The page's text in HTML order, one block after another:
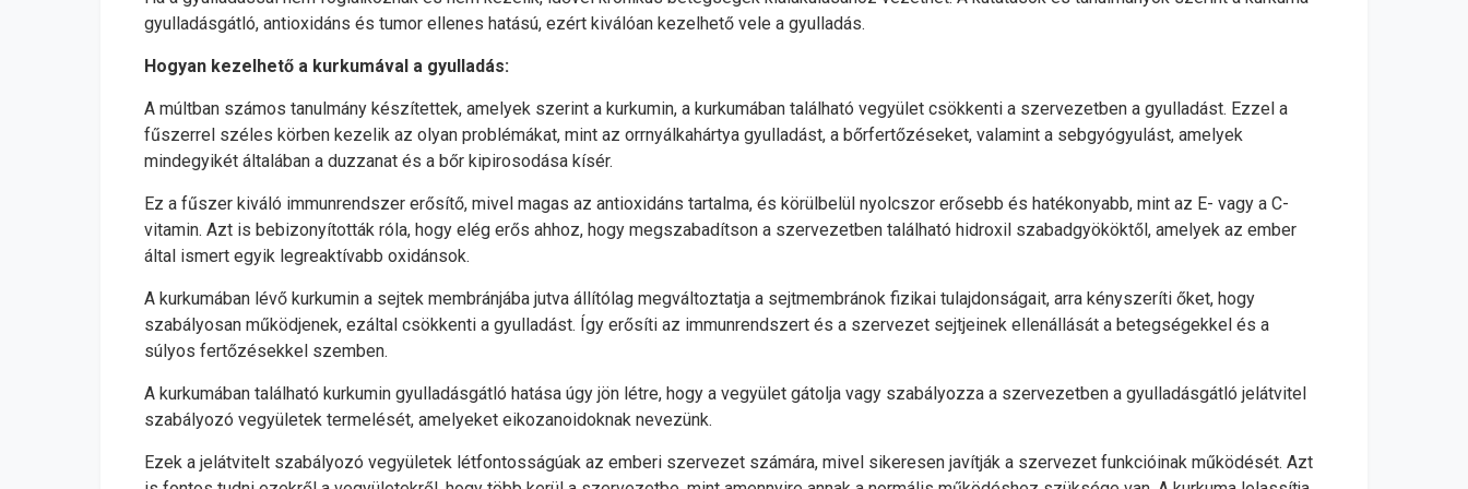
gyulladásgátló, antioxidáns és tumor ellenes hatású, ezért kiválóan kezelhető vele a gyulladás.
Hogyan kezelhető a kurkumával a gyulladás:
A múltban számos tanulmány készítettek, amelyek szerint a kurkumin, a kurkumában található vegyület csökkenti a szervezetben a gyulladást. Ezzel a
fűszerrel széles körben kezelik az olyan problémákat, mint az orrnyálkahártya gyulladást, a bőrfertőzéseket, valamint a sebgyógyulást, amelyek
mindegyikét általában a duzzanat és a bőr kipirosodása kísér.
Ez a fűszer kiváló immunrendszer erősítő, mivel magas az antioxidáns tartalma, és körülbelül nyolcszor erősebb és hatékonyabb, mint az E- vagy a C-
vitamin. Azt is bebizonyították róla, hogy elég erős ahhoz, hogy megszabadítson a szervezetben található hidroxil szabadgyököktől, amelyek az ember
által ismert egyik legreaktívabb oxidánsok.
A kurkumában lévő kurkumin a sejtek membránjába jutva állítólag megváltoztatja a sejtmembránok fizikai tulajdonságait, arra kényszeríti őket, hogy
szabályosan működjenek, ezáltal csökkenti a gyulladást. Így erősíti az immunrendszert és a szervezet sejtjeinek ellenállását a betegségekkel és a
súlyos fertőzésekkel szemben.
A kurkumában található kurkumin gyulladásgátló hatása úgy jön létre, hogy a vegyület gátolja vagy szabályozza a szervezetben a gyulladásgátló jelátvitel
szabályozó vegyületek termelését, amelyeket eikozanoidoknak nevezünk.
Ezek a jelátvitelt szabályozó vegyületek létfontosságúak az emberi szervezet számára, mivel sikeresen javítják a szervezet funkcióinak működését. Azt